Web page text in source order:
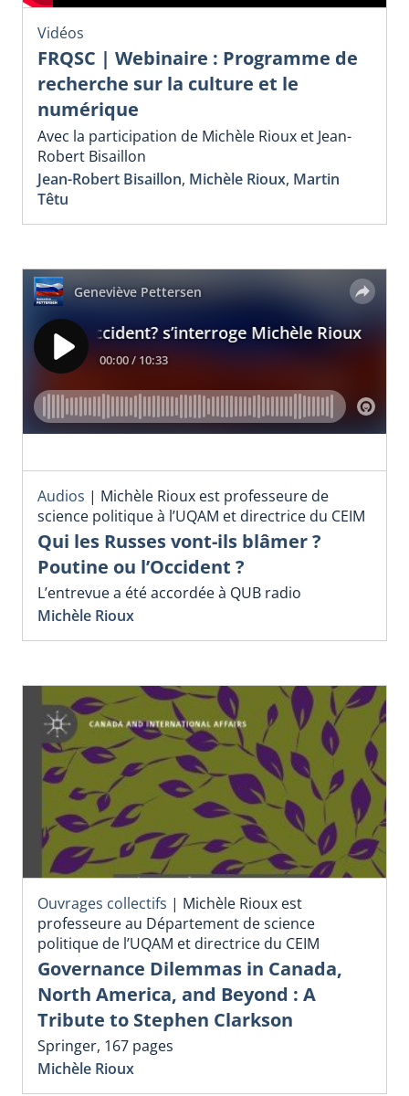
Vidéos
FRQSC | Webinaire : Programme de
recherche sur la culture et le
numérique
Avec la participation de Michèle Rioux et Jean-
Robert Bisaillon
Jean-Robert Bisaillon, Michèle Rioux, Martin
Têtu
Audios | Michèle Rioux est professeure de
science politique à l’UQAM et directrice du CEIM
Qui les Russes vont-ils blâmer ?
Poutine ou l’Occident ?
L’entrevue a été accordée à QUB radio
Michèle Rioux
Ouvrages collectifs | Michèle Rioux est
professeure au Département de science
politique de l’UQAM et directrice du CEIM
Governance Dilemmas in Canada,
North America, and Beyond : A
Tribute to Stephen Clarkson
Springer, 167 pages
Michèle Rioux